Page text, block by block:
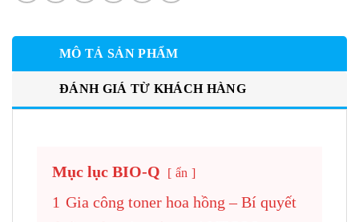
MÔ TẢ SẢN PHẨM
ĐÁNH GIÁ TỪ KHÁCH HÀNG
Mục lục BIO-Q ẩn
1 Gia công toner hoa hồng – Bí quyết